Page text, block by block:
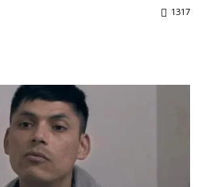
1317